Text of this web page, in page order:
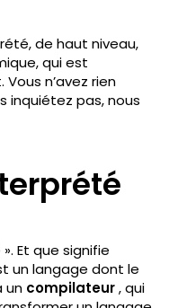
de haut niveau,
qui est
n’avez rien
inquiétez pas, nous
Et que signifie
un langage dont le
un compilateur, qui